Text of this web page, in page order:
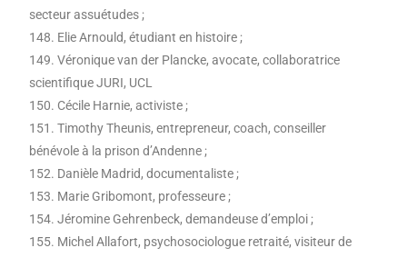
secteur assuétudes ;
148. Elie Arnould, étudiant en histoire ;
149. Véronique van der Plancke, avocate, collaboratrice
scientifique JURI, UCL
150. Cécile Harnie, activiste ;
151. Timothy Theunis, entrepreneur, coach, conseiller
bénévole à la prison d’Andenne ;
152. Danièle Madrid, documentaliste ;
153. Marie Gribomont, professeure ;
154. Jéromine Gehrenbeck, demandeuse d’emploi ;
155. Michel Allafort, psychosociologue retraité, visiteur de